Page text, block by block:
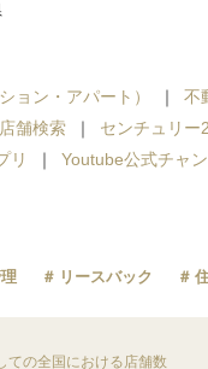
ョン・アパート）
不
店舗検索
センチュリー
リ Youtube公式チャ
リースバック
ての全国における店舗数